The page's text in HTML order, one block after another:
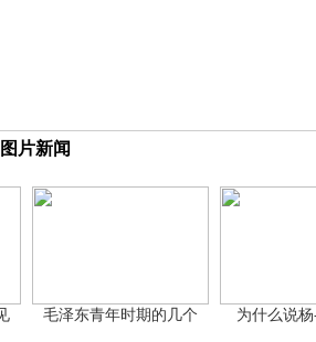
图片新闻
毛泽东青年时期的几个 为什么说杨-